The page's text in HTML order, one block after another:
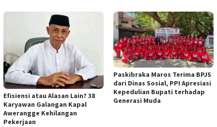
Efisiensi atau Alasan Lain? 38
Karyawan Galangan Kapal
Awerangge Kehilangan
Pekerjaan
Paskibraka Maros Terima BPJS
dari Dinas Sosial, PPI Apresiasi
Kepedulian Bupati terhadap
Generasi Muda